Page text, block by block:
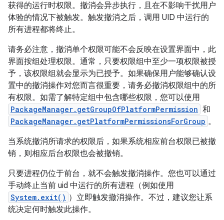
获得的运行时权限。撤消会异步执行，且在不影响干扰用户
体验的情况下被触发。触发撤消之后，调用 UID 中运行的
所有进程都将终止。
请务必注意，撤消单个权限可能不会反映在设置界面中，此
界面按组处理权限。通常，只要权限组中至少一项权限被授
予，该权限组就会显示为已授予。如果确保用户能够确认设
置中的撤消操作对您而言很重要，请务必撤消权限组中的所
有权限。如需了解特定组中包含哪些权限，您可以使用
PackageManager.getGroupOfPlatformPermission 和
PackageManager.getPlatformPermissionsForGroup 。
当系统撤消所请求的权限后，如果系统相应前台权限已被撤
销，则相应后台权限也会被撤销。
只要进程仍位于前台，就不会触发撤消操作。您也可以通过
手动终止当前 uid 中运行的所有进程（例如使用
System.exit() ）立即触发撤消操作。不过，建议您让系
统决定何时触发此操作。